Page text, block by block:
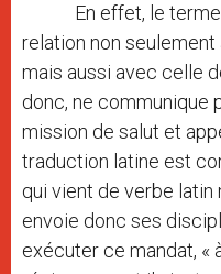
En effet, le terme
relation non
mais aussi avec celle
donc, ne communique
mission de salut et
traduction latine est
qui vient de verbe
envoie donc ses
exécuter ce mandat,